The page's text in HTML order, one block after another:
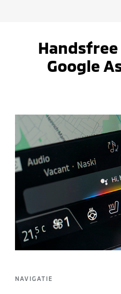
Google
NAVIGATIE